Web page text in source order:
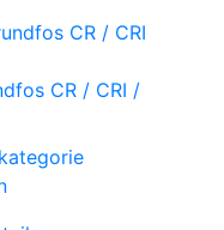
CR / CRI /